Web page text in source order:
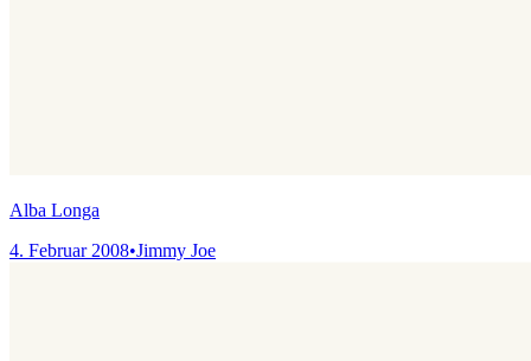
Alba Longa
4. Februar 2008•Jimmy Joe